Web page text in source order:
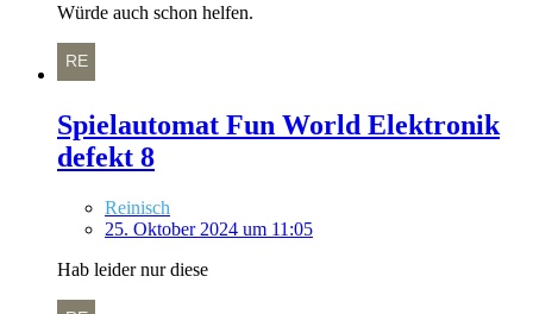
Würde auch schon helfen.
Spielautomat Fun World Elektronik
defekt 8
Reinisch
25. Oktober 2024 um 11:05
Hab leider nur diese